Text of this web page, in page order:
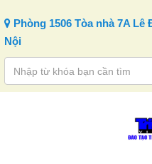
Phòng 1506 Tòa nhà 7A
Nội